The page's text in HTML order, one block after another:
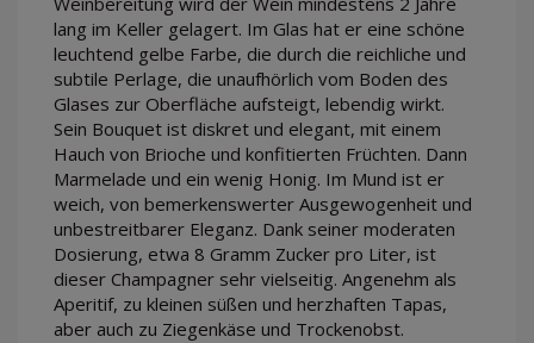
lang im Keller gelagert. Im Glas hat er eine schöne
leuchtend gelbe Farbe, die durch die reichliche und
subtile Perlage, die unaufhörlich vom Boden des
Glases zur Oberfläche aufsteigt, lebendig wirkt.
Sein Bouquet ist diskret und elegant, mit einem
Hauch von Brioche und konfitierten Früchten. Dann
Marmelade und ein wenig Honig. Im Mund ist er
weich, von bemerkenswerter Ausgewogenheit und
unbestreitbarer Eleganz. Dank seiner moderaten
Dosierung, etwa 8 Gramm Zucker pro Liter, ist
dieser Champagner sehr vielseitig. Angenehm als
Aperitif, zu kleinen süßen und herzhaften Tapas,
aber auch zu Ziegenkäse und Trockenobst.